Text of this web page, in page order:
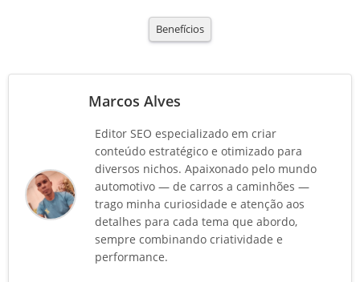
Benefícios
Marcos Alves
Editor SEO especializado em criar
conteúdo estratégico e otimizado para
diversos nichos. Apaixonado pelo mundo
automotivo — de carros a caminhões —
trago minha curiosidade e atenção aos
detalhes para cada tema que abordo,
sempre combinando criatividade e
performance.